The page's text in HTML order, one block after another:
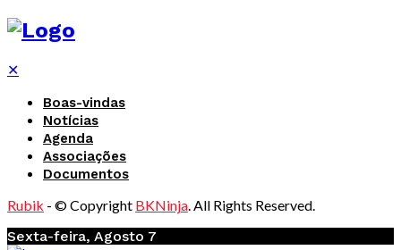
✕
Boas-vindas
Notícias
Agenda
Associações
Documentos
Rubik - © Copyright BKNinja. All Rights Reserved.
Sexta-feira, Agosto 7